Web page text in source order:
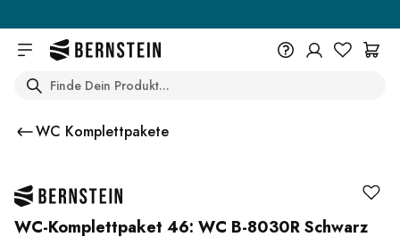
Search
WC Komplettpakete
WC-Komplettpaket 46: WC B-8030R Schwarz